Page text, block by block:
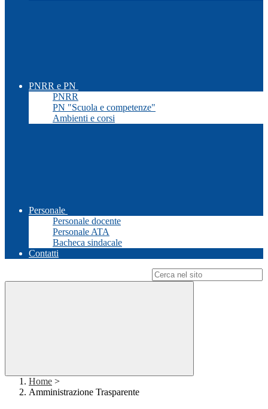
PNRR e PN
PNRR
PN "Scuola e competenze"
Ambienti e corsi
Personale
Personale docente
Personale ATA
Bacheca sindacale
Contatti
Home >
Amministrazione Trasparente